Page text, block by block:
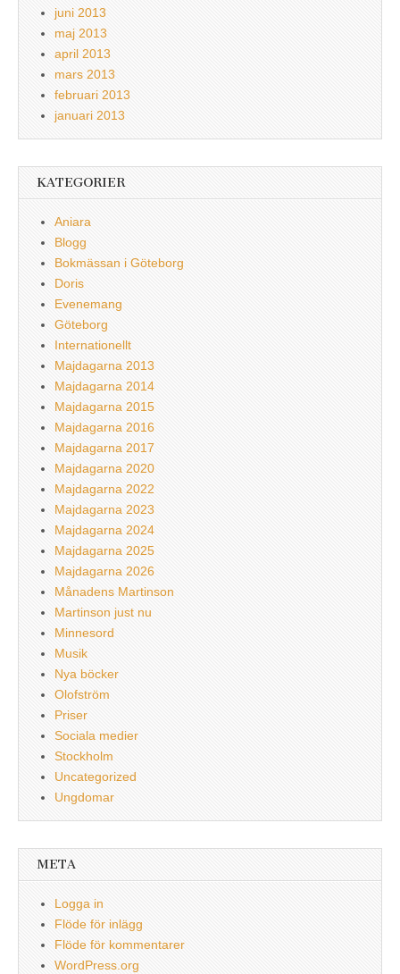
juni 2013
maj 2013
april 2013
mars 2013
februari 2013
januari 2013
KATEGORIER
Aniara
Blogg
Bokmässan i Göteborg
Doris
Evenemang
Göteborg
Internationellt
Majdagarna 2013
Majdagarna 2014
Majdagarna 2015
Majdagarna 2016
Majdagarna 2017
Majdagarna 2020
Majdagarna 2022
Majdagarna 2023
Majdagarna 2024
Majdagarna 2025
Majdagarna 2026
Månadens Martinson
Martinson just nu
Minnesord
Musik
Nya böcker
Olofström
Priser
Sociala medier
Stockholm
Uncategorized
Ungdomar
META
Logga in
Flöde för inlägg
Flöde för kommentarer
WordPress.org